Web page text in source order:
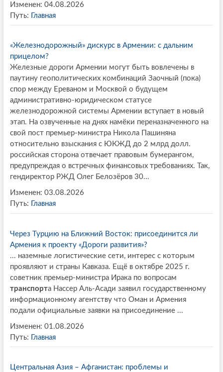
Изменен: 04.08.2026
Путь: Главная
«Железнодорожный» дискурс в Армении: с дальним
прицелом?
Железные дороги Армении могут быть вовлечены в
паутину геополитических комбинаций Заочный (пока)
спор между Ереваном и Москвой о будущем
административно-юридическом статусе
железнодорожной системы Армении вступает в новый
этап. На озвученные на днях намёки переназначенного на
свой пост премьер-министра Никола Пашиняна
относительно взыскания с ЮКЖД до 2 млрд долл.
российская сторона отвечает правовым бумерангом,
предупреждая о встречных финансовых требованиях. Так,
гендиректор РЖД Олег Белозёров 30...
Изменен: 03.08.2026
Путь:
Главная
Через Турцию на Ближний Восток: присоединится ли
Армения к проекту «Дороги развития»?
... наземные логистические сети, интерес с которым
проявляют и страны Кавказа. Ещё в октябре 2025 г.
советник премьер-министра Ирака по вопросам
транспорта Нассер Аль-Асади заявил государственному
информационному агентству что Оман и Армения
подали официальные заявки на присоединение ...
Изменен: 01.08.2026
Путь: Главная
Центральная Азия – Афганистан: проблемы и